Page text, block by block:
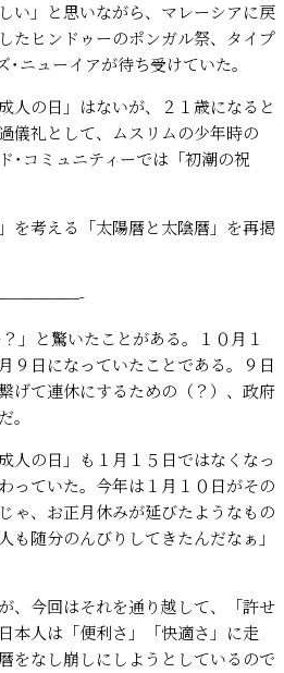
い」と思いながら、マレーシアに戻
たヒンドゥーのポンガル祭、タイプ
ニューイアが待ち受けていた。
人の日」はないが、２１歳になると
儀礼として、ムスリムの少年時の
･コミュニティーでは「初潮の祝
を考える「太陽暦と太陰暦」を再掲
と驚いたことがある。１０月１
９日になっていたことである。９日
げて連休にするための（？）、政府
。
人の日」も１月１５日ではなくなっ
っていた。今年は１月１０日がその
ゃ、お正月休みが延びたようなもの
も随分のんびりしてきたんだなぁ」
、今回はそれを通り越して、「許せ
本人は「便利さ」「快適さ」に走
をなし崩しにしようとしているので